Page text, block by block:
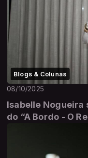
Blogs & Colunas
08/10/2025
Isabelle Nogueira
do “A Bordo - O